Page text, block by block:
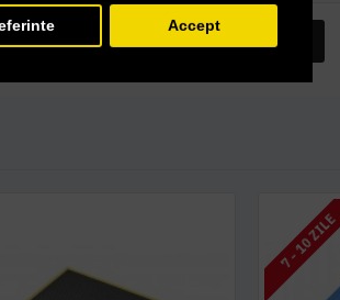
Accept
INTREABA DESPRE ACEST PRODUS
7 - 10 ZILE